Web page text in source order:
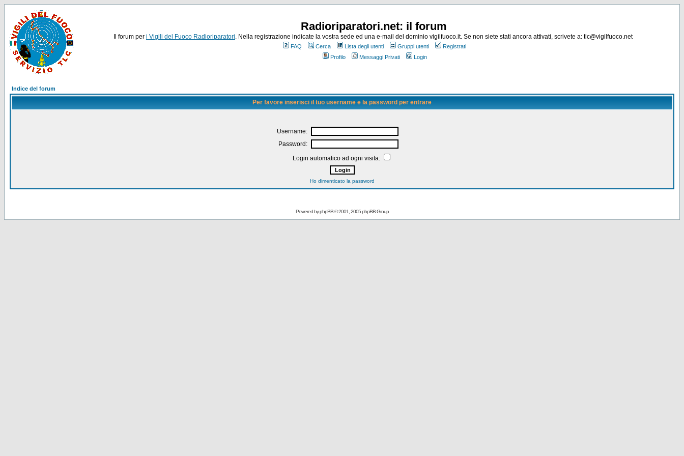
Radioriparatori.net: il forum
Il forum per i Vigili del Fuoco Radioriparatori. Nella registrazione indicate la vostra sede ed una e-mail del dominio vigilfuoco.it. Se non siete stati ancora attivati, scrivete a: tlc@vigilfuoco.net
FAQ Cerca Lista degli utenti Gruppi utenti
Registrati
Profilo
Messaggi Privati Login
Indice del forum
Per favore inserisci il tuo username e la password per entrare
Username:
Password:
Login automatico ad ogni visita:
Ho dimenticato la password
Powered byphpBB© 2001, 2005 phpBB Group